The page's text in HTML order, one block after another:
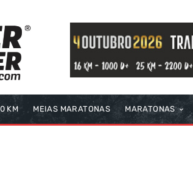
KM MEIAS MARATONAS MARATONAS